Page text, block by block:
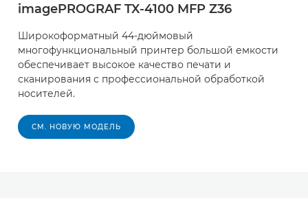
imagePROGRAF TX-4100 MFP Z36
Широкоформатный 44-дюймовый
многофункциональный принтер большой емкости
обеспечивает высокое качество печати и
сканирования с профессиональной обработкой
носителей.
СМ. НОВУЮ МОДЕЛЬ